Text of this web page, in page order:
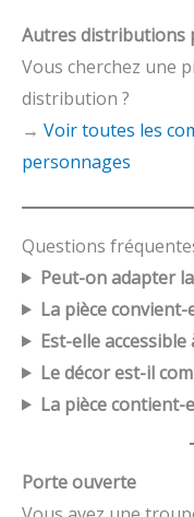
Autres distributions
Vous cherchez une
distribution ?
→ Voir toutes les
personnages
Questions
Peut-on adapter
La pièce
Est-elle
Le décor est-il
La pièce contient-
Porte ouverte